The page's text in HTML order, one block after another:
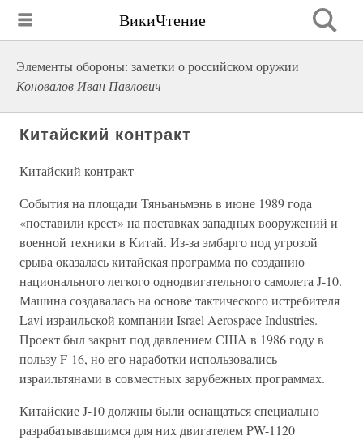
ВикиЧтение
Элементы обороны: заметки о российском оружии
Коновалов Иван Павлович
Китайский контракт
Китайский контракт
События на площади Тяньаньмэнь в июне 1989 года
«поставили крест» на поставках западных вооружений и
военной техники в Китай. Из-за эмбарго под угрозой
срыва оказалась китайская программа по созданию
национального легкого однодвигательного самолета J-10.
Машина создавалась на основе тактического истребителя
Lavi израильской компании Israel Aerospace Industries.
Проект был закрыт под давлением США в 1986 году в
пользу F-16, но его наработки использовались
израильтянами в совместных зарубежных программах.
Китайские J-10 должны были оснащаться специально
разрабатывавшимся для них двигателем PW-1120